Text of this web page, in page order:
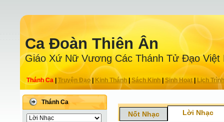
Ca Ðoàn Thiên Ân
Giáo Xứ Nữ Vương Các Thánh Tử Ðạo Việt
Thánh Ca Truyện Ðạo| Kinh Thánh Sách Kinh|Sinh Hoạt| Lịch Trình
Thánh Ca
Nốt Nhạc Lời Nhạc